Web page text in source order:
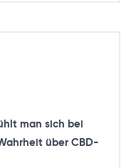
man sich bei
über CBD-